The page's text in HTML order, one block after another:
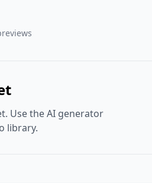
Use the AI generator
library.